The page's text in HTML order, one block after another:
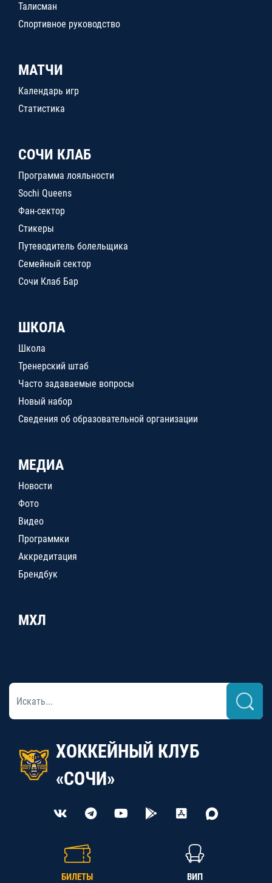
Талисман
Спортивное руководство
МАТЧИ
Календарь игр
Статистика
СОЧИ КЛАБ
Программа лояльности
Sochi Queens
Фан-сектор
Стикеры
Путеводитель болельщика
Семейный сектор
Сочи Клаб Бар
ШКОЛА
Школа
Тренерский штаб
Часто задаваемые вопросы
Новый набор
Сведения об образовательной организации
МЕДИА
Новости
Фото
Видео
Программки
Аккредитация
Брендбук
МХЛ
ХОККЕЙНЫЙ КЛУБ
«СОЧИ»
БИЛЕТЫ ВИП